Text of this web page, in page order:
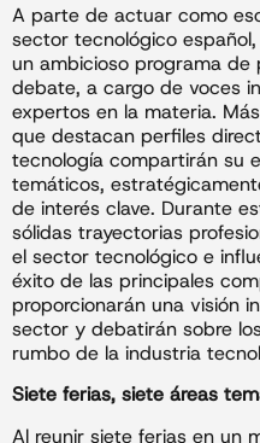
A parte de actuar como
sector tecnológico
un ambicioso programa de
debate, a cargo de voces
expertos en la materia.
que destacan perfiles
tecnología compartirán su
temáticos,
de interés clave. Durante
sólidas trayectorias
el sector tecnológico e
éxito de las principales
proporcionarán una visión
sector y debatirán sobre
rumbo de la industria
Siete ferias, siete áreas
Al reunir siete ferias en un